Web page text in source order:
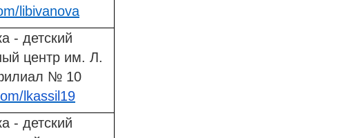
libivanova
- детский
центр им. Л.
№ 10
lkassil19
- детский